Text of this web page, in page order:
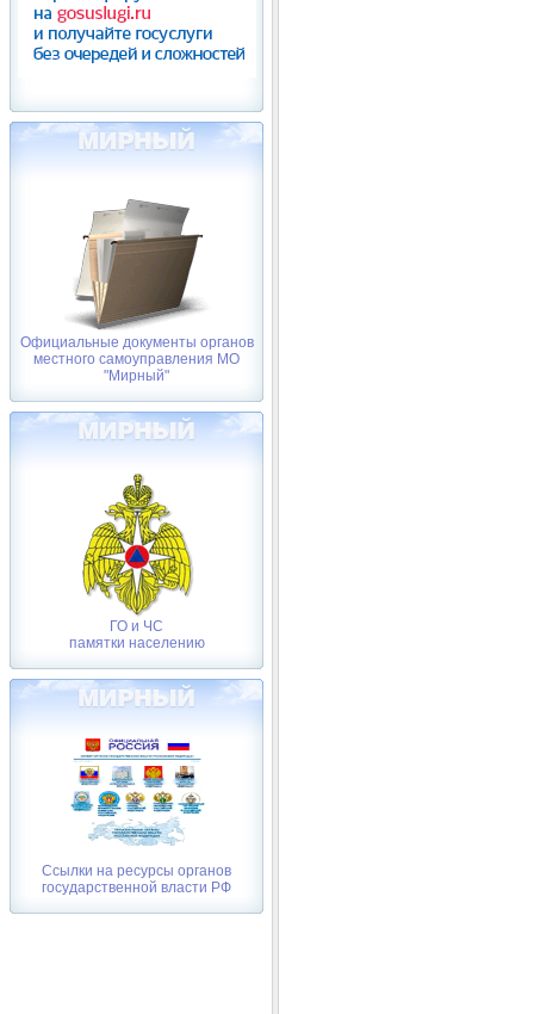
Официальные документы органов
местного самоуправления МО
"Мирный"
ГО и ЧС
памятки населению
Ссылки на ресурсы органов
государственной власти РФ